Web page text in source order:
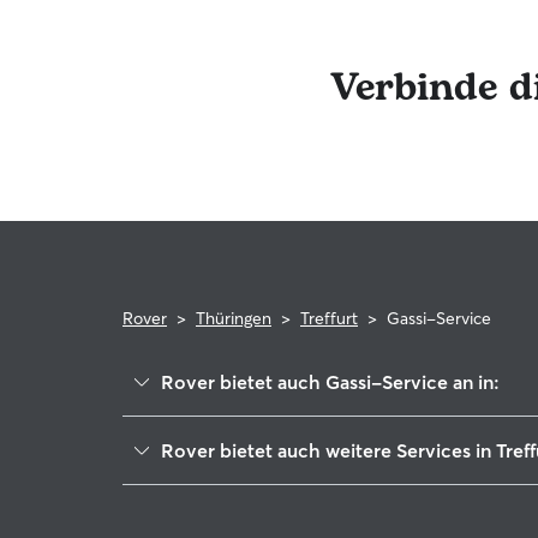
Verbinde
Rover > Thüringen > Treffurt > Gassi-Service
Rover bietet auch Gassi-Service an in:
Rover bietet auch weitere Services in